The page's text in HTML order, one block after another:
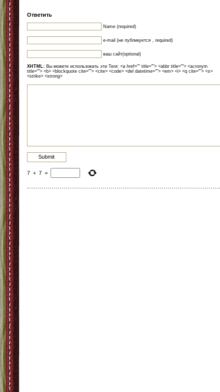
Ответить
Name (required)
e-mail (не публикуется , required)
ваш сайт(optional)
XHTML: Вы можете использовать эти Теги: <a href="" title=""> <abbr title=""> <acronym
title=""> <b> <blockquote cite=""> <cite> <code> <del datetime=""> <em> <i> <q cite=""> <s>
<strike> <strong>
7 + 7 =